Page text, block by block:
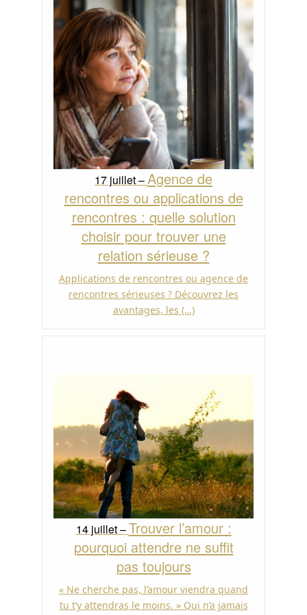
17 juillet –Agence de
rencontres ou applications de
rencontres : quelle solution
choisir pour trouver une
relation sérieuse ?
Applications de rencontres ou agence de
rencontres sérieuses ? Découvrez les
avantages, les (…)
14 juillet –Trouver l’amour :
pourquoi attendre ne suffit
pas toujours
« Ne cherche pas, l’amour viendra quand
tu t’y attendras le moins. » Qui n’a jamais